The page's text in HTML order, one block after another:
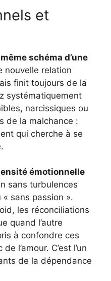
et
schéma d’une
nouvelle relation
finit toujours de la
systématiquement
narcissiques ou
de la malchance :
qui cherche à se
émotionnelle
sans turbulences
sans passion ».
les réconciliations
quand l’autre
à confondre ces
l’amour. C’est l’un
de la dépendance